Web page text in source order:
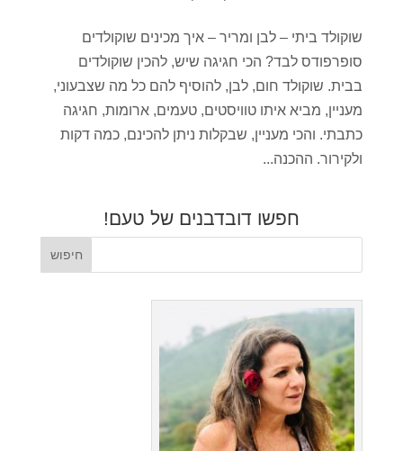
שוקולד ביתי – לבן ומריר – איך מכינים שוקולדים
סופרפודס לבד? הכי חגיגה שיש, להכין שוקולדים
בבית. שוקולד חום, לבן, להוסיף להם כל מה שצבעוני,
מעניין, מביא איתו טוויסטים, טעמים, ארומות, חגיגה
כתבתי. והכי מעניין, שבקלות ניתן להכינם, כמה דקות
ולקירור. ההכנה...
חפשו דובדבנים של טעם!